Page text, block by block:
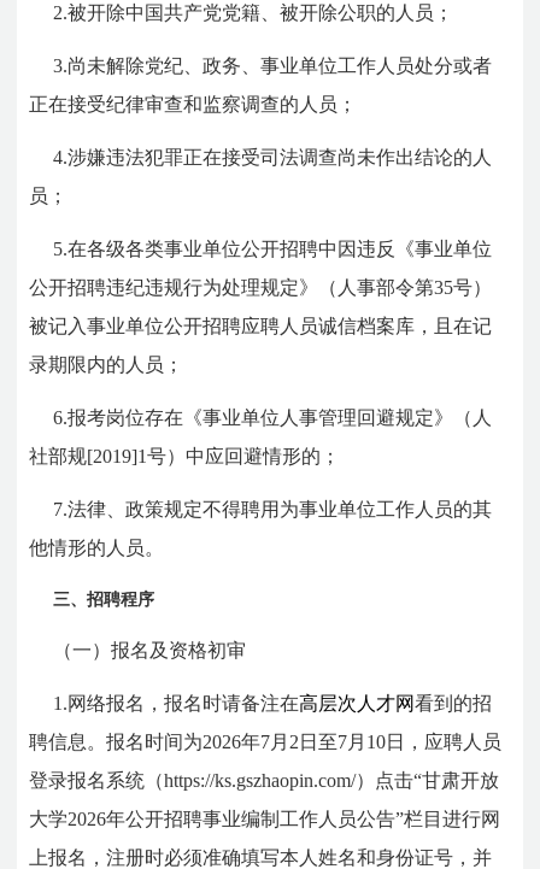
2.被开除中国共产党党籍、被开除公职的人员；
3.尚未解除党纪、政务、事业单位工作人员处分或者
正在接受纪律审查和监察调查的人员；
4.涉嫌违法犯罪正在接受司法调查尚未作出结论的人
员；
5.在各级各类事业单位公开招聘中因违反《事业单位
公开招聘违纪违规行为处理规定》（人事部令第35号）
被记入事业单位公开招聘应聘人员诚信档案库，且在记
录期限内的人员；
6.报考岗位存在《事业单位人事管理回避规定》（人
社部规[2019]1号）中应回避情形的；
7.法律、政策规定不得聘用为事业单位工作人员的其
他情形的人员。
三、招聘程序
（一）报名及资格初审
1.网络报名，报名时请备注在高层次人才网看到的招
聘信息。报名时间为2026年7月2日至7月10日，应聘人员
登录报名系统（https://ks.gszhaopin.com/）点击“甘肃开放
大学2026年公开招聘事业编制工作人员公告”栏目进行网
上报名，注册时必须准确填写本人姓名和身份证号，并